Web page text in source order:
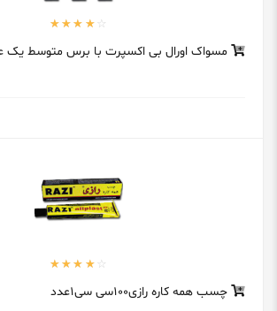
مسواک اورال بی اکسپرت با برس متوسط یک
چسب همه کاره رازی100سی سی1عدد